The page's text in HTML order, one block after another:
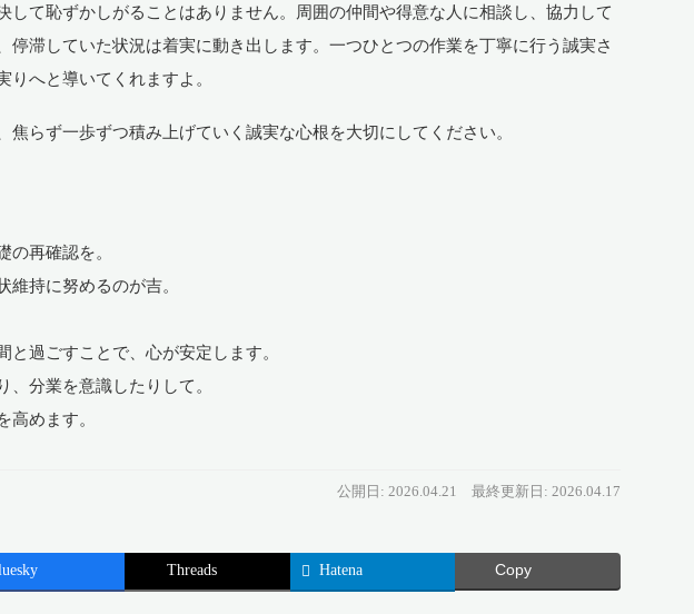
して恥ずかしがることはありません。周囲の仲間や得意な人に相談し、協力して
滞していた状況は着実に動き出します。一つひとつの作業を丁寧に行う誠実さ
へと導いてくれますよ。
らず一歩ずつ積み上げていく誠実な心根を大切にしてください。
再確認を。
めるのが吉。
で、心が安定します。
分業を意識したりして。
す。
公開日: 2026.04.21 最終更新日: 2026.04.17
Threads Hatena Copy